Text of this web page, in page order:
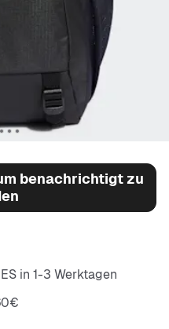
benachrichtigt zu
in 1-3 Werktagen